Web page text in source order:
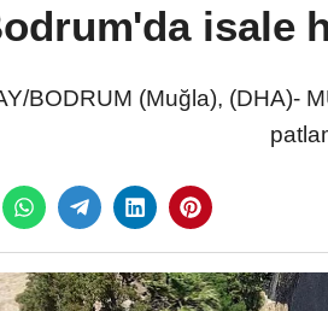
isale
BODRUM (Muğla), (DHA)-